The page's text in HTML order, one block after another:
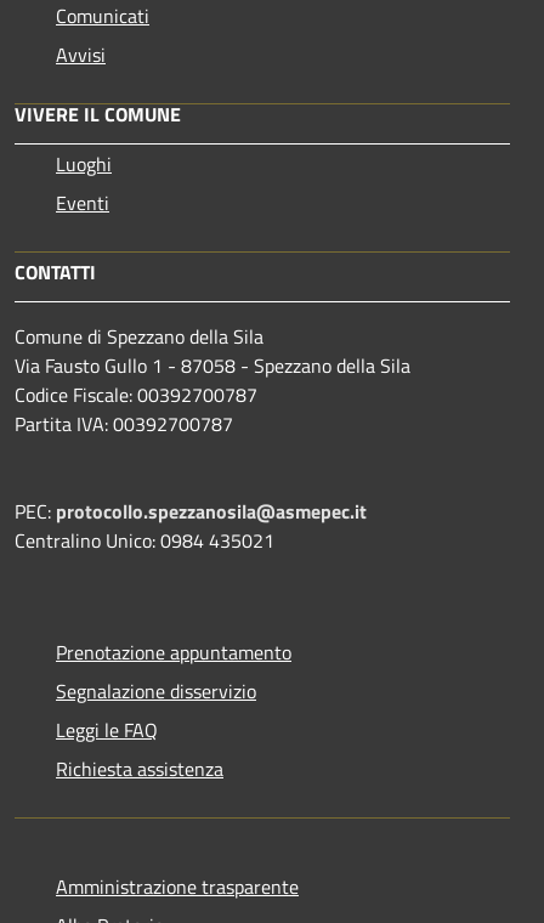
Comunicati
Avvisi
VIVERE IL COMUNE
Luoghi
Eventi
CONTATTI
Comune di Spezzano della Sila
Via Fausto Gullo 1 - 87058 - Spezzano della Sila
Codice Fiscale: 00392700787
Partita IVA: 00392700787
PEC: protocollo.spezzanosila@asmepec.it
Centralino Unico: 0984 435021
Prenotazione appuntamento
Segnalazione disservizio
Leggi le FAQ
Richiesta assistenza
Amministrazione trasparente